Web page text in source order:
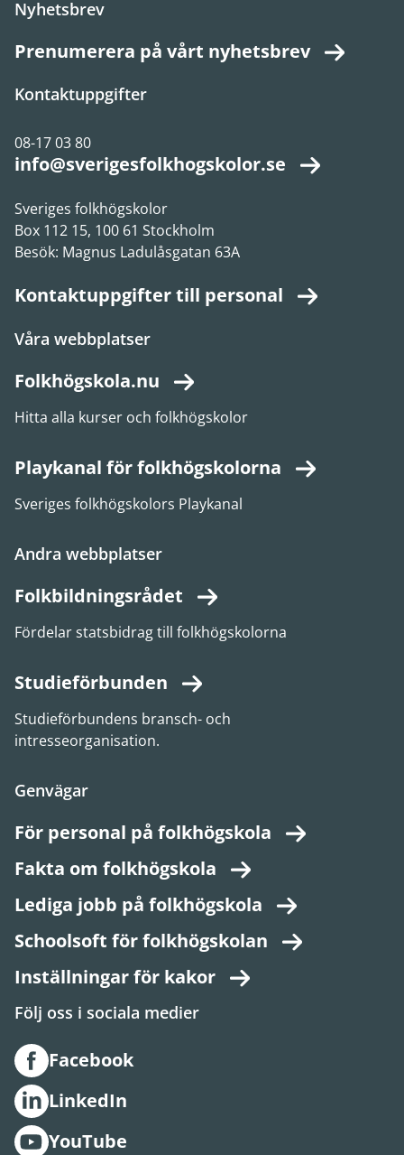
Nyhetsbrev
Prenumerera på vårt nyhetsbrev
Kontaktuppgifter
08-17 03 80
info@sverigesfolkhogskolor.se
Sveriges folkhögskolor
Box 112 15, 100 61 Stockholm
Besök: Magnus Ladulåsgatan 63A
Kontaktuppgifter till personal
Våra webbplatser
Folkhögskola.nu
Hitta alla kurser och folkhögskolor
Playkanal för folkhögskolorna
Sveriges folkhögskolors Playkanal
Andra webbplatser
Folkbildningsrådet
Fördelar statsbidrag till folkhögskolorna
Studieförbunden
Studieförbundens bransch- och
intresseorganisation.
Genvägar
För personal på folkhögskola
Fakta om folkhögskola
Lediga jobb på folkhögskola
Schoolsoft för folkhögskolan
Inställningar för kakor
Följ oss i sociala medier
Facebook
LinkedIn
YouTube